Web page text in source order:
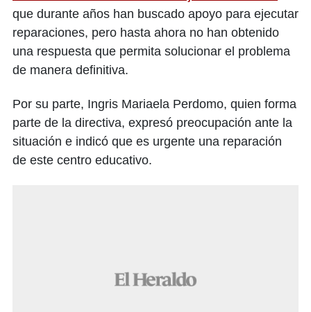
que durante años han buscado apoyo para ejecutar
reparaciones, pero hasta ahora no han obtenido
una respuesta que permita solucionar el problema
de manera definitiva.
Por su parte, Ingris Mariaela Perdomo, quien forma
parte de la directiva, expresó preocupación ante la
situación e indicó que es urgente una reparación
de este centro educativo.